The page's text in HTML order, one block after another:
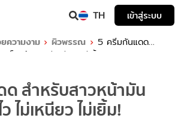
TH
เข้าสู่ระบบ
ความงาม ผิวพรรณ
5 ครีมกันแดด
ร็ว ซึมไว ไม่เหนียว ไม่เยิ้ม!
สำหรับสาวหน้ามัน
ไม่เหนียว ไม่เยิ้ม!